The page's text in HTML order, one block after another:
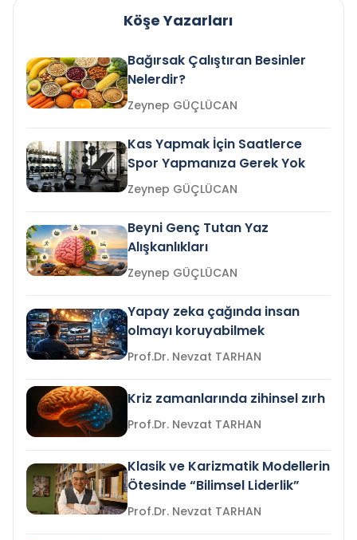
Köşe Yazarları
Bağırsak Çalıştıran Besinler
Nelerdir?
Zeynep GÜÇLÜCAN
Kas Yapmak İçin Saatlerce
Spor Yapmanıza Gerek Yok
Zeynep GÜÇLÜCAN
Beyni Genç Tutan Yaz
Alışkanlıkları
Zeynep GÜÇLÜCAN
Yapay zeka çağında insan
olmayı koruyabilmek
Prof.Dr. Nevzat TARHAN
Kriz zamanlarında zihinsel zırh
Prof.Dr. Nevzat TARHAN
Klasik ve Karizmatik Modellerin
Ötesinde “Bilimsel Liderlik”
Prof.Dr. Nevzat TARHAN